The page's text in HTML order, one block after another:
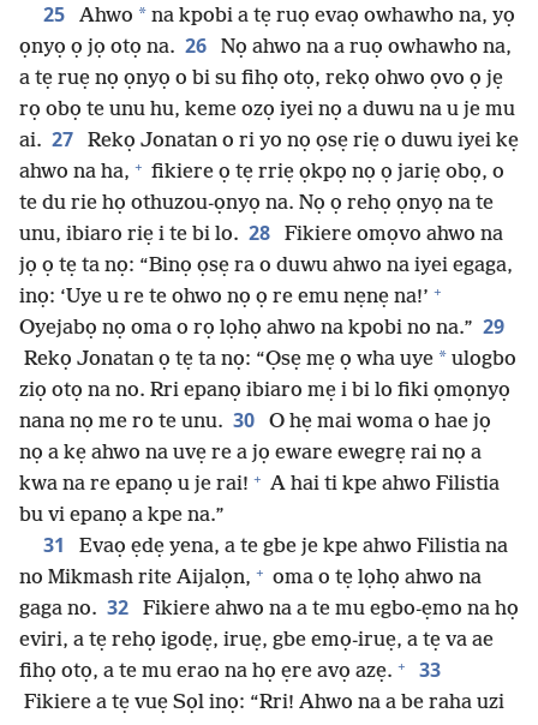
25 Ahwo * na kpobi a tẹ ruọ evaọ owhawho na, yọ
ọnyọ ọ jọ otọ na. 26
Nọ ahwo na a ruọ owhawho na,
a tẹ ruẹ nọ ọnyọ o bi su fihọ otọ, rekọ ohwo ọvo ọ jẹ
rọ obọ te unu hu, keme ozọ iyei nọ a duwu na u je mu
ai. 27
Rekọ Jonatan o ri yo nọ ọsẹ riẹ o duwu iyei kẹ
ahwo na ha, + fikiere ọ tẹ rriẹ ọkpọ nọ ọ jariẹ obọ, o
te du rie họ othuzou-ọnyọ na. Nọ ọ rehọ ọnyọ na te
unu, ibiaro riẹ i te bi lo. 28
Fikiere omọvo ahwo na
jọ ọ tẹ ta nọ: “Binọ ọsẹ ra o duwu ahwo na iyei egaga,
inọ: ‘Uye u re te ohwo nọ ọ re emu nẹnẹ na!’ +
Oyejabọ nọ oma o rọ lọhọ ahwo na kpobi no na.” 29
Rekọ Jonatan ọ tẹ ta nọ: “Ọsẹ mẹ ọ wha uye * ulogbo
ziọ otọ na no. Rri epanọ ibiaro mẹ i bi lo fiki ọmọnyọ
nana nọ me ro te unu. 30
O hẹ mai woma o hae jọ
nọ a kẹ ahwo na uvẹ re a jọ eware ewegrẹ rai nọ a
kwa na re epanọ u je rai! + A hai ti kpe ahwo Filistia
bu vi epanọ a kpe na.”
31
Evaọ ẹdẹ yena, a te gbe je kpe ahwo Filistia na
no Mikmash rite Aijalọn, + oma o tẹ lọhọ ahwo na
gaga no. 32
Fikiere ahwo na a te mu egbo-ẹmo na họ
eviri, a tẹ rehọ igodẹ, iruẹ, gbe emọ-iruẹ, a tẹ va ae
fihọ otọ, a te mu erao na họ ẹre avọ azẹ. + 33
Fikiere a tẹ vuẹ Sọl inọ: “Rri! Ahwo na a be raha uzi